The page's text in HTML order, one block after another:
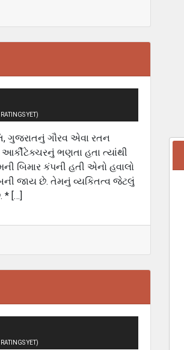
YET)
ગુજરાતનું ગૌરવ એવા રતન
આર્કીટેક્ચરનું ભણતા હતા ત્યાંથી
બિમાર કંપની હતી એનો હવાલો
જાય છે. તેમનું વ્યકિતત્વ જેટલું
* […]
YET)